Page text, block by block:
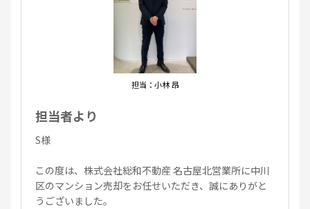
担当：小林 昂
担当者より
S様
この度は、株式会社総和不動産 名古屋北営業所に中川
区のマンション売却をお任せいただき、誠にありがと
うございました。